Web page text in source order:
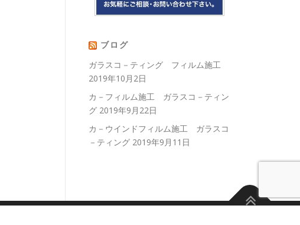
ブログ
ガラスコ－ティング フィルム施工
2019年10月2日
カ－フィルム施工 ガラスコ－ティン
グ 2019年9月22日
カ－ウインドフィルム施工 ガラスコ
－ティング 2019年9月11日